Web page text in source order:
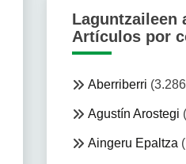
Laguntzaileen
Artículos por
Aberriberri
Agustín Arostegi
Aingeru Epaltza